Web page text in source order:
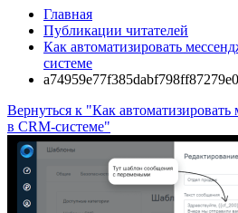
Главная
Публикации читателей
Как автоматизировать
системе
Вернуться к "Как автоматизировать
в CRM-системе"